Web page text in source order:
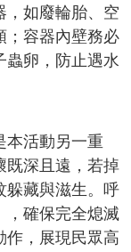
，如廢輪胎、空
；容器內壁務必
蟲卵，防止遇水
本活動另一重
既深且遠，若掉
躲藏與滋生。呼
，確保完全熄滅
作，展現民眾高